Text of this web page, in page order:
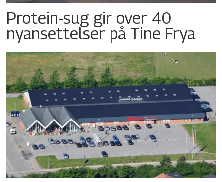
Protein-sug gir over 40
nyansettelser på Tine Frya